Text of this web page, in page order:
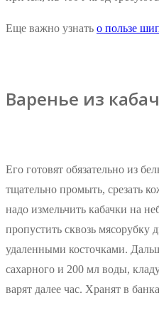
Еще важно узнать о пользе
Варенье из
Его готовят обязательно из
тщательно промыть, срезать
надо измельчить кабачки на
пропустить сквозь мясорубку
удаленными косточками.
сахарного и 200 мл воды,
варят далее час. Хранят в